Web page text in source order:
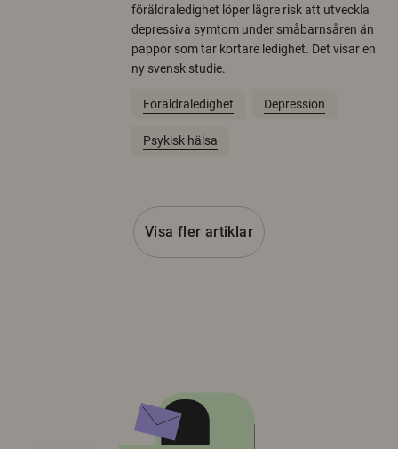
föräldraledighet löper lägre risk att utveckla
depressiva symtom under småbarnsåren än
pappor som tar kortare ledighet. Det visar en
ny svensk studie.
Föräldraledighet Depression
Psykisk hälsa
Visa fler artiklar